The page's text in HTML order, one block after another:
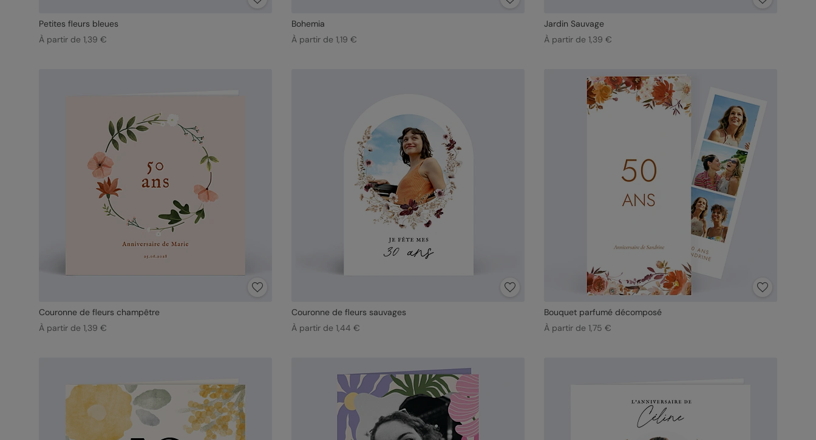
Petites fleurs bleues
À partir de 1,39 €
Bohemia
À partir de 1,19 €
Jardin Sauvage
À partir de 1,39 €
Couronne de fleurs champêtre
À partir de 1,39 €
Couronne de fleurs sauvages
À partir de 1,44 €
Bouquet parfumé décomposé
À partir de 1,75 €